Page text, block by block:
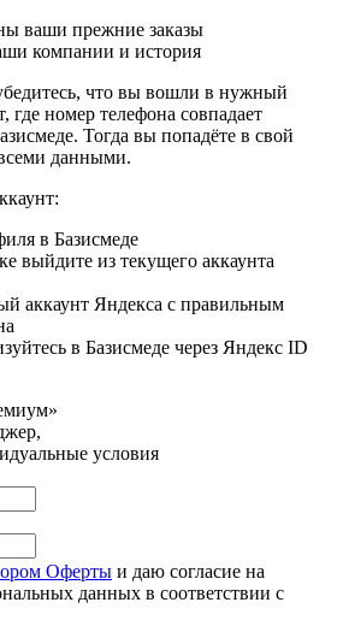
ваши прежние заказы
компании и история
что вы вошли в нужный
где номер телефона совпадает
Тогда вы попадёте в свой
данными.
в Базисмеде
выйдите из текущего аккаунта
аккаунт Яндекса с правильным
в Базисмеде через Яндекс ID
условия
Оферты и даю согласие на
данных в соответствии с